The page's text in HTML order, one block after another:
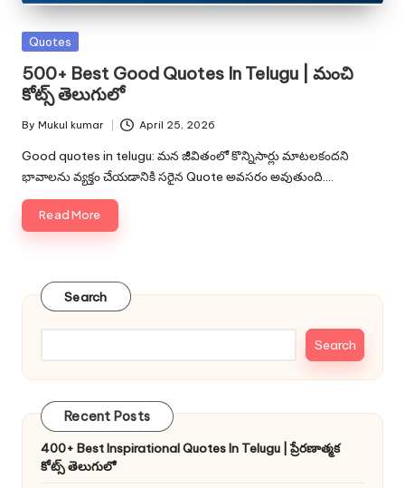
Posted
Quotes
500+ Best Good Quotes In Telugu | మంచి
కోట్స్ తెలుగులో
Posted
by
By Mukul kumar April 25, 2026
Good quotes in telugu: మన జీవితంలో కొన్నిసార్లు మాటలకందని
భావాలను వ్యక్తం చేయడానికి సరైన Quote అవసరం అవుతుంది.…
Read More
Search
Search
Recent Posts
400+ Best Inspirational Quotes In Telugu | ప్రేరణాత్మక
కోట్స్ తెలుగులో